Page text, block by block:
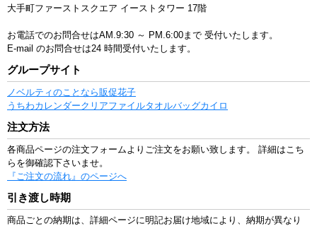
大手町ファーストスクエア イーストタワー 17階
お電話でのお問合せはAM.9:30 ～ PM.6:00まで 受付いたします。
E-mail のお問合せは24 時間受付いたします。
グループサイト
ノベルティのことなら販促花子
うちわカレンダークリアファイルタオルバッグカイロ
注文方法
各商品ページの注文フォームよりご注文をお願い致します。 詳細はこち
らを御確認下さいませ。
『ご注文の流れ』のページへ
引き渡し時期
商品ごとの納期は、詳細ページに明記お届け地域により、納期が異なり